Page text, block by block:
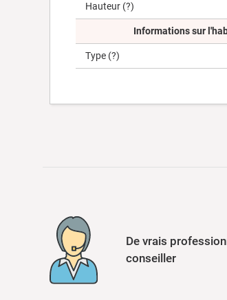
Hauteur (?)
Informations sur
Type (?)
De vrais
conseiller